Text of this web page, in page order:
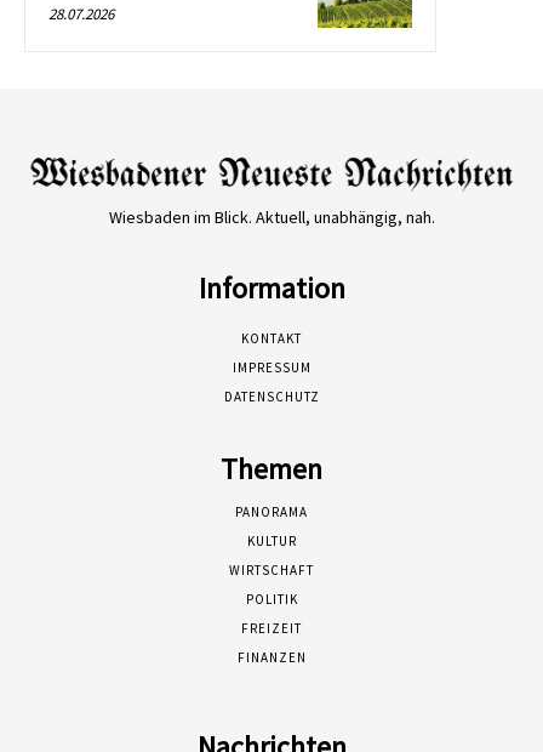
28.07.2026
Wiesbaden im Blick. Aktuell, unabhängig, nah.
Information
KONTAKT
IMPRESSUM
DATENSCHUTZ
Themen
PANORAMA
KULTUR
WIRTSCHAFT
POLITIK
FREIZEIT
FINANZEN